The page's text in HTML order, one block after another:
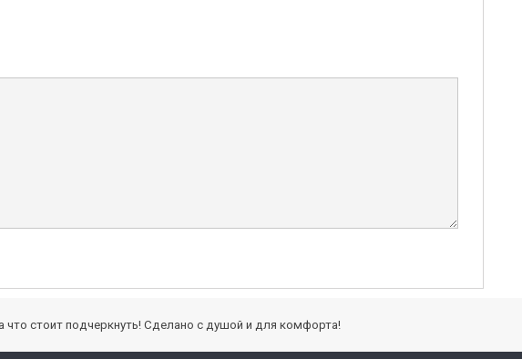
что стоит подчеркнуть! Сделано с душой и для комфорта!